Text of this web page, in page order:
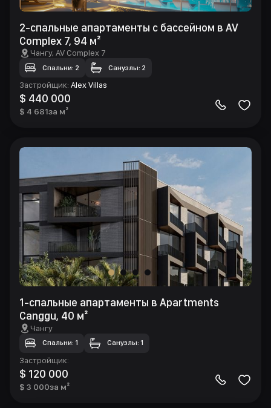
2-спальные апартаменты с бассейном в AV
Complex 7, 94 м²
Чангу, AV Complex 7
Спальни: 2 Санузлы: 2
Застройщик: Alex Villas
$ 440 000
$ 4 681за м²
1-спальные апартаменты в Apartments
Canggu, 40 м²
Чангу
Спальни: 1 Санузлы: 1
Застройщик:
$ 120 000
$ 3 000за м²